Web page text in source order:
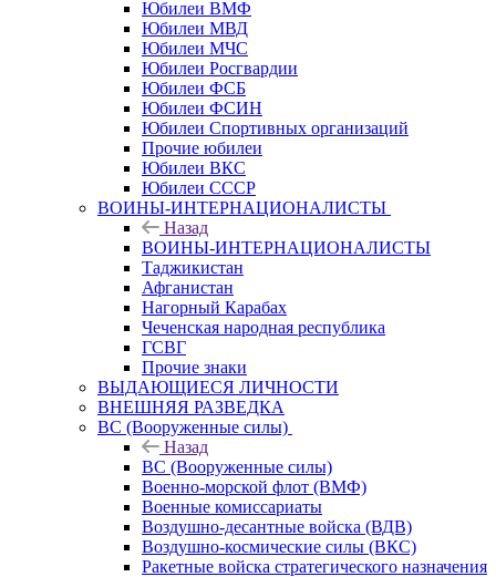
Юбилеи ВМФ
Юбилеи МВД
Юбилеи МЧС
Юбилеи Росгвардии
Юбилеи ФСБ
Юбилеи ФСИН
Юбилеи Спортивных организаций
Прочие юбилеи
Юбилеи ВКС
Юбилеи СССР
ВОИНЫ-ИНТЕРНАЦИОНАЛИСТЫ
Назад
ВОИНЫ-ИНТЕРНАЦИОНАЛИСТЫ
Таджикистан
Афганистан
Нагорный Карабах
Чеченская народная республика
ГСВГ
Прочие знаки
ВЫДАЮЩИЕСЯ ЛИЧНОСТИ
ВНЕШНЯЯ РАЗВЕДКА
ВС (Вооруженные силы)
Назад
ВС (Вооруженные силы)
Военно-морской флот (ВМФ)
Военные комиссариаты
Воздушно-десантные войска (ВДВ)
Воздушно-космические силы (ВКС)
Ракетные войска стратегического назначения